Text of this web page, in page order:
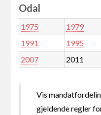
Odal
1975 1979
1991
1995
2007
2011
Vis
gjeldende regler